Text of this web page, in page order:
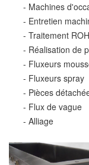
- Machines
- Entretien
- Traitement
- Réalisation de
- Fluxeurs
- Fluxeurs spray
- Pièces
- Flux de vague
- Alliage